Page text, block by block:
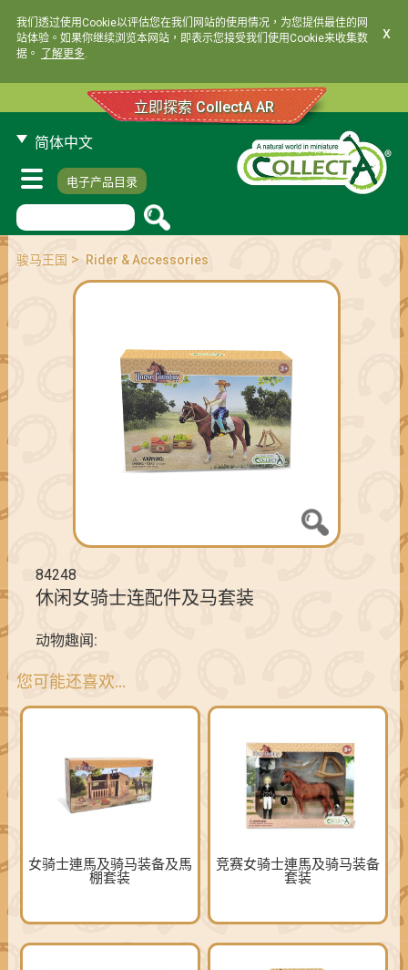
我们透过使用Cookie以评估您在我们网站的使用情况，为您提供最佳的网
站体验。如果你继续浏览本网站，即表示您接受我们使用Cookie来收集数
据。
了解更多.
x
立即探索 CollectA AR
简体中文
电子产品目录
骏马王国 > Rider & Accessories
84248
休闲女骑士连配件及马套装
动物趣闻:
您可能还喜欢…
女骑士連馬及骑马装备及馬
棚套装
竞赛女骑士連馬及骑马装备
套装